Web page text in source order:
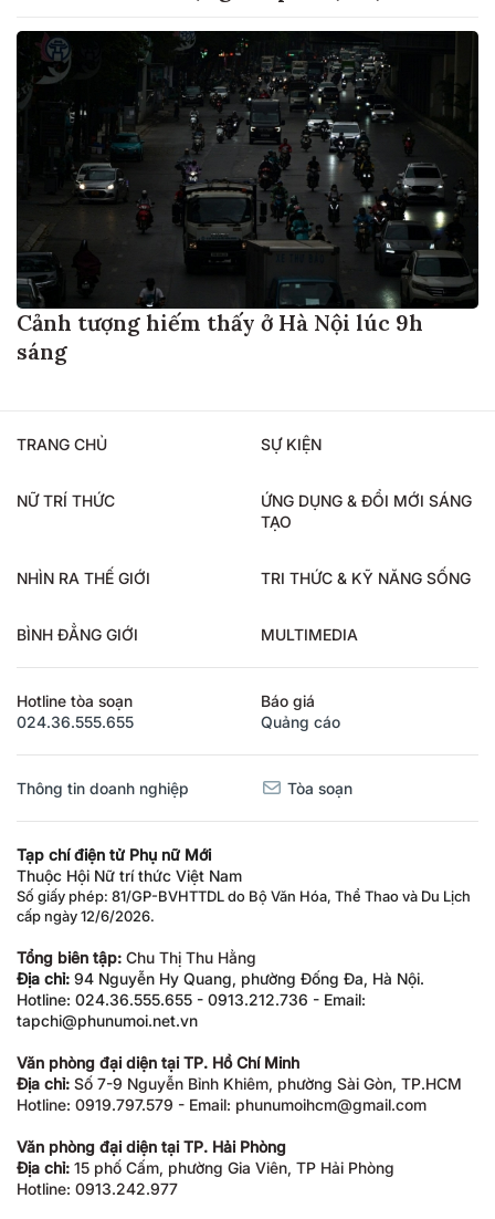
Cảnh tượng hiếm thấy ở Hà Nội lúc 9h
sáng
TRANG CHỦ SỰ KIỆN
NỮ TRÍ THỨC
ỨNG DỤNG & ĐỔI MỚI SÁNG
TẠO
NHÌN RA THẾ GIỚI TRI THỨC & KỸ NĂNG SỐNG
BÌNH ĐẲNG GIỚI MULTIMEDIA
Hotline tòa soạn
024.36.555.655
Báo giá
Quảng cáo
Thông tin doanh nghiệp Tòa soạn
Tạp chí điện tử Phụ nữ Mới
Thuộc Hội Nữ trí thức Việt Nam
Số giấy phép: 81/GP-BVHTTDL do Bộ Văn Hóa, Thể Thao và Du Lịch
cấp ngày 12/6/2026.
Tổng biên tập: Chu Thị Thu Hằng
Địa chỉ: 94 Nguyễn Hy Quang, phường Đống Đa, Hà Nội.
Hotline: 024.36.555.655 - 0913.212.736 - Email:
tapchi@phunumoi.net.vn
Văn phòng đại diện tại TP. Hồ Chí Minh
Địa chỉ: Số 7-9 Nguyễn Bỉnh Khiêm, phường Sài Gòn, TP.HCM
Hotline: 0919.797.579 - Email: phunumoihcm@gmail.com
Văn phòng đại diện tại TP. Hải Phòng
Địa chỉ: 15 phố Cấm, phường Gia Viên, TP Hải Phòng
Hotline: 0913.242.977